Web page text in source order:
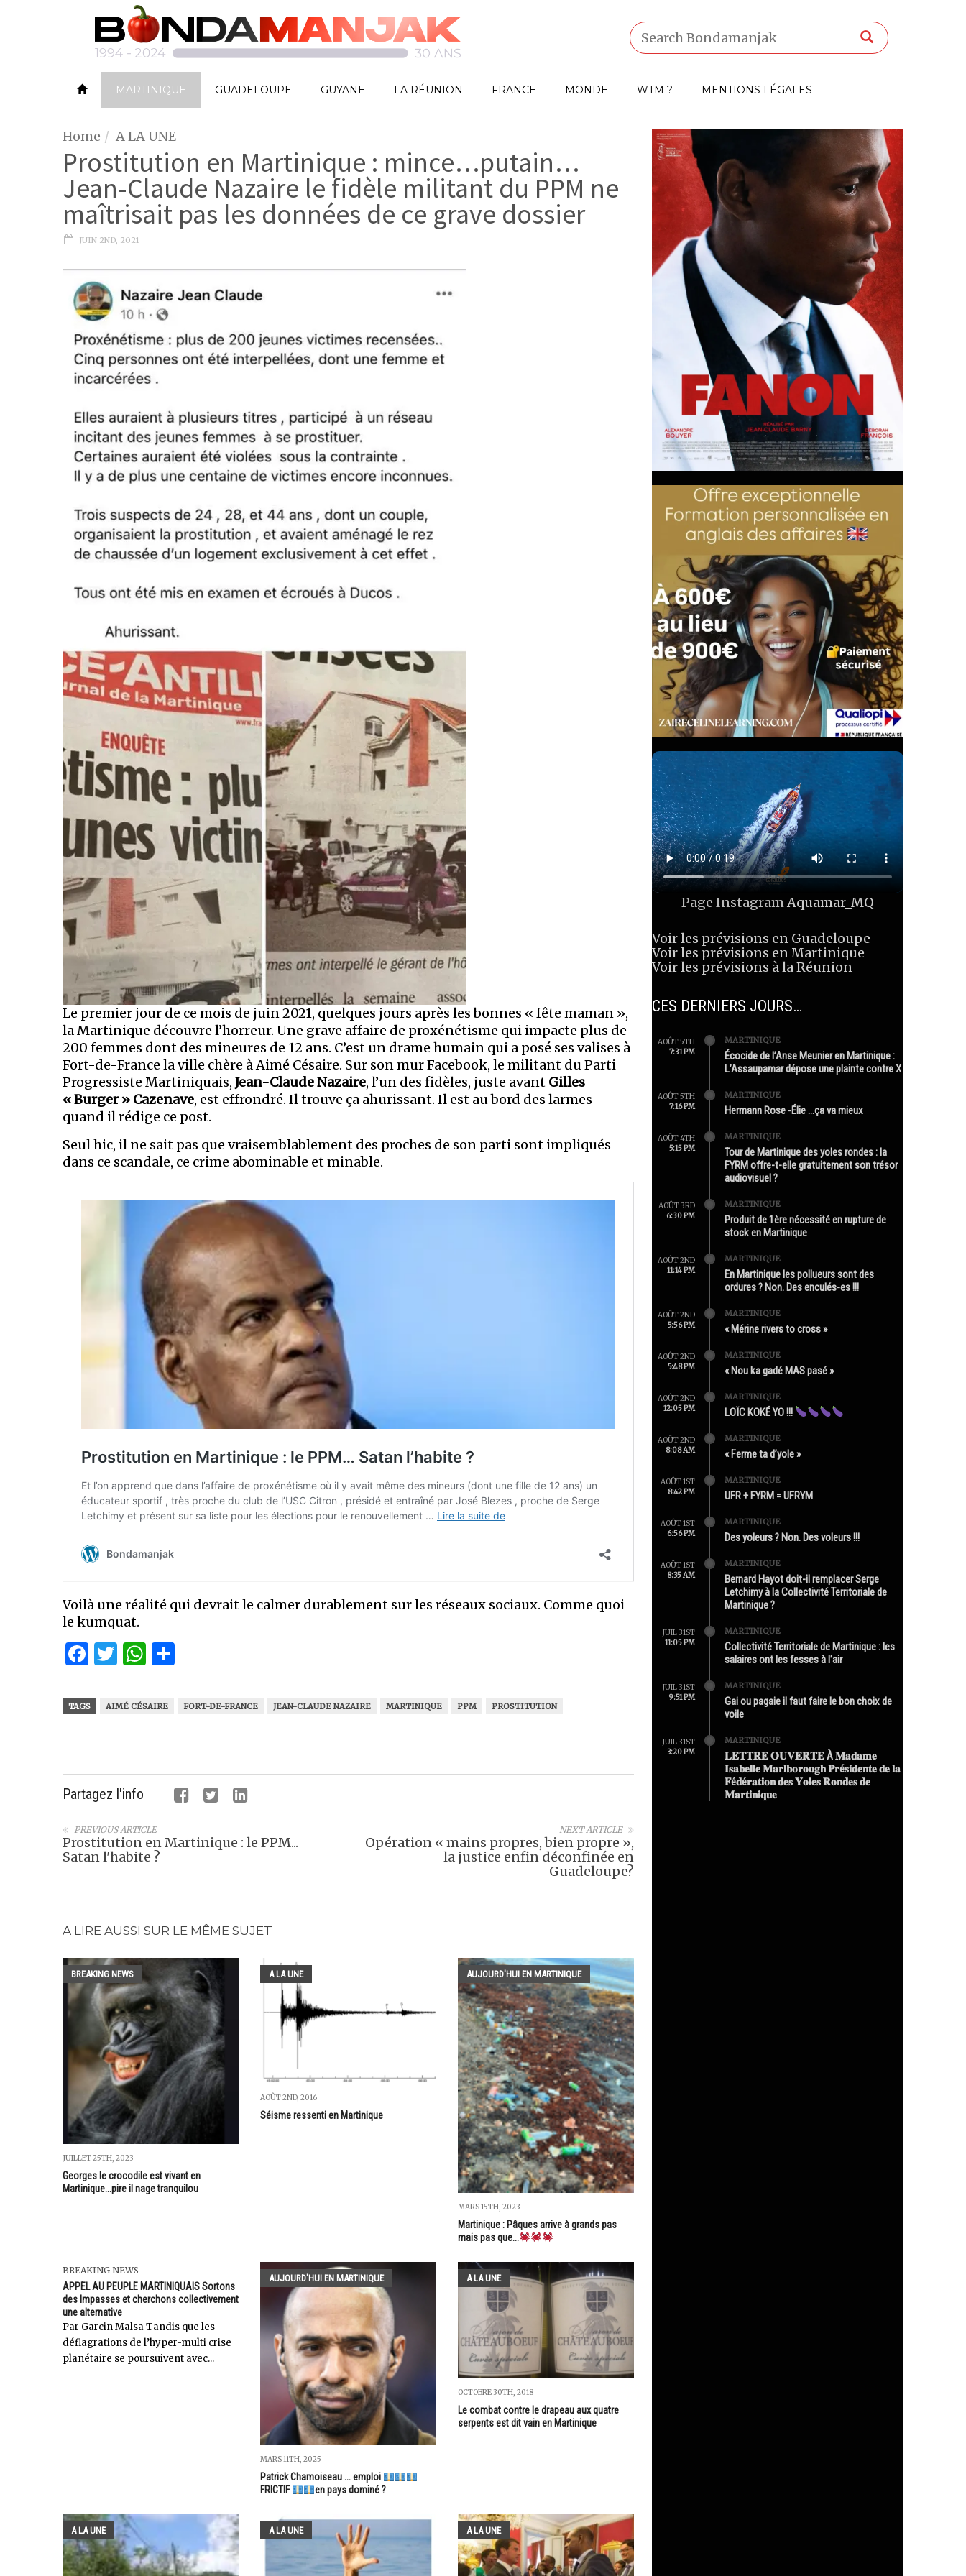
MARTINIQUE GUADELOUPE GUYANE LA RÉUNION FRANCE MONDE WTM ? MENTIONS LÉGALES
Home A LA UNE
Prostitution en Martinique : mince…putain…
Jean-Claude Nazaire le fidèle militant du PPM ne
maîtrisait pas les données de ce grave dossier
JUIN 2ND, 2021
Le premier jour de ce mois de juin 2021, quelques jours après les bonnes « fête maman »,
la Martinique découvre l’horreur. Une grave affaire de proxénétisme qui impacte plus de
200 femmes dont des mineures de 12 ans. C’est un drame humain qui a posé ses valises à
Fort-de-France la ville chère à Aimé Césaire. Sur son mur Facebook, le militant du Parti
Progressiste Martiniquais, Jean-Claude Nazaire, l’un des fidèles, juste avant Gilles
« Burger » Cazenave, est effrondré. Il trouve ça ahurissant. Il est au bord des larmes
quand il rédige ce post.
Seul hic, il ne sait pas que vraisemblablement des proches de son parti sont impliqués
dans ce scandale, ce crime abominable et minable.
Voilà une réalité qui devrait le calmer durablement sur les réseaux sociaux. Comme quoi
le kumquat.
Facebook
Twitter
WhatsApp
TAGS AIMÉ CÉSAIRE FORT-DE-FRANCE JEAN-CLAUDE NAZAIRE MARTINIQUE PPM PROSTITUTION
Partagez l'info
NEXT ARTICLE
Opération « mains propres, bien propre »,
la justice enfin déconfinée en
Guadeloupe?
PREVIOUS ARTICLE
Prostitution en Martinique : le PPM...
Satan l'habite ?
A LIRE AUSSI SUR LE MÊME SUJET
BREAKING NEWS
JUILLET 25TH, 2023
Georges le crocodile est vivant en
Martinique...pire il nage tranquilou
A LA UNE
AOÛT 2ND, 2016
Séisme ressenti en Martinique
AUJOURD'HUI EN MARTINIQUE
MARS 15TH, 2023
Martinique : Pâques arrive à grands pas
mais pas que...
BREAKING NEWS
APPEL AU PEUPLE MARTINIQUAIS Sortons
des Impasses et cherchons collectivement
une alternative
Par Garcin Malsa Tandis que les
déflagrations de l’hyper-multi crise
planétaire se poursuivent avec...
AUJOURD'HUI EN MARTINIQUE
MARS 11TH, 2025
Patrick Chamoiseau ... emploi
FRICTIF
en pays dominé ?
A LA UNE
OCTOBRE 30TH, 2018
Le combat contre le drapeau aux quatre
serpents est dit vain en Martinique
A LA UNE A LA UNE A LA UNE
Page InstagramAquamar_MQ
Voir les prévisions en Guadeloupe
Voir les prévisions en Martinique
Voir les prévisions à la Réunion
CES DERNIERS JOURS…
AOÛT 5TH
7:31 PM
MARTINIQUE
Écocide de l’Anse Meunier en Martinique :
L’Assaupamar dépose une plainte contre X
AOÛT 5TH
7:16 PM
MARTINIQUE
Hermann Rose -Élie …ça va mieux
AOÛT 4TH
5:15 PM
MARTINIQUE
Tour de Martinique des yoles rondes : la
FYRM offre-t-elle gratuitement son trésor
audiovisuel ?
AOÛT 3RD
6:30 PM
MARTINIQUE
Produit de 1ère nécessité en rupture de
stock en Martinique
AOÛT 2ND
11:14 PM
MARTINIQUE
En Martinique les pollueurs sont des
ordures ? Non. Des enculés-es !!!
AOÛT 2ND
5:56 PM
MARTINIQUE
« Mérine rivers to cross »
AOÛT 2ND
5:48 PM
MARTINIQUE
« Nou ka gadé MAS pasé »
AOÛT 2ND
12:05 PM
MARTINIQUE
LOÏC KOKÉ YO !!!
AOÛT 2ND
8:08 AM
MARTINIQUE
« Ferme ta d’yole »
AOÛT 1ST
8:42 PM
MARTINIQUE
UFR + FYRM = UFRYM
AOÛT 1ST
6:56 PM
MARTINIQUE
Des yoleurs ? Non. Des voleurs !!!
AOÛT 1ST
8:35 AM
MARTINIQUE
Bernard Hayot doit-il remplacer Serge
Letchimy à la Collectivité Territoriale de
Martinique ?
JUIL 31ST
11:05 PM
MARTINIQUE
Collectivité Territoriale de Martinique : les
salaires ont les fesses à l’air
JUIL 31ST
9:51 PM
MARTINIQUE
Gai ou pagaie il faut faire le bon choix de
voile
JUIL 31ST
3:20 PM
MARTINIQUE
𝐋𝐄𝐓𝐓𝐑𝐄 𝐎𝐔𝐕𝐄𝐑𝐓𝐄 À 𝐌𝐚𝐝𝐚𝐦𝐞
𝐈𝐬𝐚𝐛𝐞𝐥𝐥𝐞 𝐌𝐚𝐫𝐥𝐛𝐨𝐫𝐨𝐮𝐠𝐡 𝐏𝐫é𝐬𝐢𝐝𝐞𝐧𝐭𝐞 𝐝𝐞 𝐥𝐚
𝐅é𝐝é𝐫𝐚𝐭𝐢𝐨𝐧 𝐝𝐞𝐬 𝐘𝐨𝐥𝐞𝐬 𝐑𝐨𝐧𝐝𝐞𝐬 𝐝𝐞
𝐌𝐚𝐫𝐭𝐢𝐧𝐢𝐪𝐮𝐞